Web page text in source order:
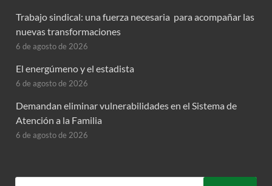
Trabajo sindical: una fuerza necesaria para acompañar las
nuevas transformaciones
6 de agosto de 2026
El energúmeno y el estadista
6 de agosto de 2026
Demandan eliminar vulnerabilidades en el Sistema de
Atención a la Familia
6 de agosto de 2026